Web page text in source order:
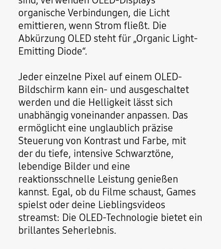
organische Verbindungen, die Licht
emittieren, wenn Strom fließt. Die
Abkürzung OLED steht für „Organic Light-
Emitting Diode“.
Jeder einzelne Pixel auf einem OLED-
Bildschirm kann ein- und ausgeschaltet
werden und die Helligkeit lässt sich
unabhängig voneinander anpassen. Das
ermöglicht eine unglaublich präzise
Steuerung von Kontrast und Farbe, mit
der du tiefe, intensive Schwarztöne,
lebendige Bilder und eine
reaktionsschnelle Leistung genießen
kannst. Egal, ob du Filme schaust, Games
spielst oder deine Lieblingsvideos
streamst: Die OLED-Technologie bietet ein
brillantes Seherlebnis.